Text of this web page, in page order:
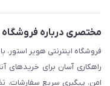
مختصری درباره فروشگاه
فروشگاه اینترنتی هویر
راهکاری آسان برای خریدهای
امن، پیگیری سریع سفارشات،